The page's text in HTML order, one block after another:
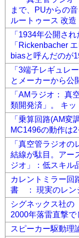
まで、PUから
ルートゥース 改造
「1934年公開さ
「Rickenbacher
biasと呼んだのが
「3端子レギュレ
とメーカーから公
「AMラジオ：
類開発済」。 キッ
「乗算回路(AM
MC1496の動作は2
「真空管ラジオ
結線が駄目。アー
ジオ」：低スキル
カレントミラー回
書 ： 現実のレン
シグネックス社の
2000年落雷直撃で
スピーカー駆動